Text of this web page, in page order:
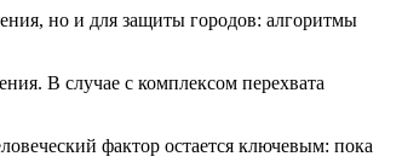
но и для защиты городов: алгоритмы
В случае с комплексом перехвата
фактор остается ключевым: пока